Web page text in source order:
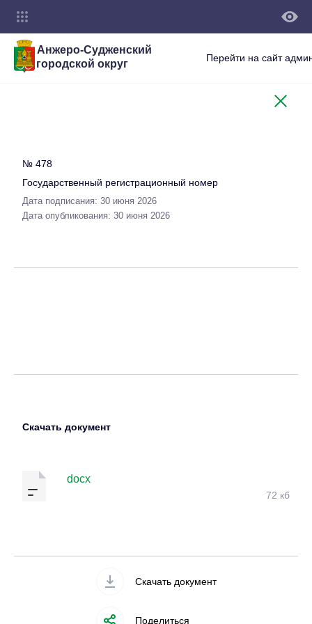
Анжеро-Судженский
городской округ
Перейти на сайт
№ 478
Государственный регистрационный номер
Дата подписания: 30 июня 2026
Дата опубликования: 30 июня 2026
Скачать документ
docx
72 кб
Скачать документ
Поделиться